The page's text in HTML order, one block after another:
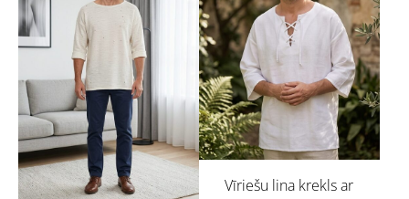
Vīriešu lina krekls ar